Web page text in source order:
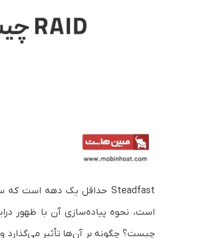
چیست؟ چگونه بر آن‌ها تأثیر می‌گذارد